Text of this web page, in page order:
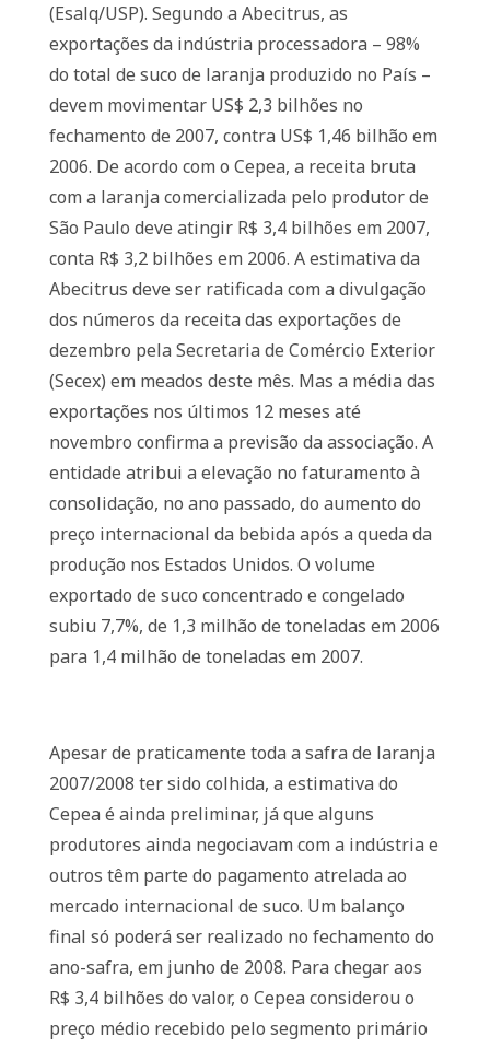
(Esalq/USP). Segundo a Abecitrus, as
exportações da indústria processadora – 98%
do total de suco de laranja produzido no País –
devem movimentar US$ 2,3 bilhões no
fechamento de 2007, contra US$ 1,46 bilhão em
2006. De acordo com o Cepea, a receita bruta
com a laranja comercializada pelo produtor de
São Paulo deve atingir R$ 3,4 bilhões em 2007,
conta R$ 3,2 bilhões em 2006. A estimativa da
Abecitrus deve ser ratificada com a divulgação
dos números da receita das exportações de
dezembro pela Secretaria de Comércio Exterior
(Secex) em meados deste mês. Mas a média das
exportações nos últimos 12 meses até
novembro confirma a previsão da associação. A
entidade atribui a elevação no faturamento à
consolidação, no ano passado, do aumento do
preço internacional da bebida após a queda da
produção nos Estados Unidos. O volume
exportado de suco concentrado e congelado
subiu 7,7%, de 1,3 milhão de toneladas em 2006
para 1,4 milhão de toneladas em 2007.
Apesar de praticamente toda a safra de laranja
2007/2008 ter sido colhida, a estimativa do
Cepea é ainda preliminar, já que alguns
produtores ainda negociavam com a indústria e
outros têm parte do pagamento atrelada ao
mercado internacional de suco. Um balanço
final só poderá ser realizado no fechamento do
ano-safra, em junho de 2008. Para chegar aos
R$ 3,4 bilhões do valor, o Cepea considerou o
preço médio recebido pelo segmento primário